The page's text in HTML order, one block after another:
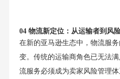
04 物流新定位：从运输者到风
在新的亚马逊生态中，物流服
变。传统的运输商角色已无法
流服务必须成为卖家风险管理体